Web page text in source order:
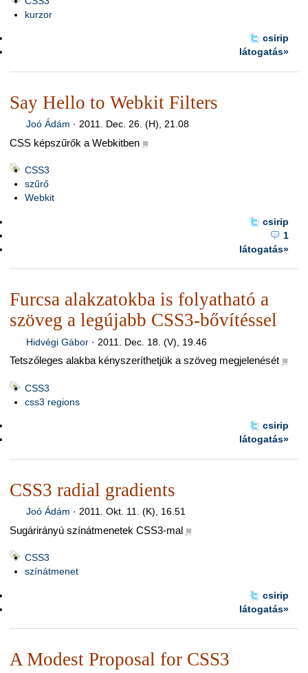
kurzor
csirip
látogatás»
Say Hello to Webkit Filters
Joó Ádám · 2011. Dec. 26. (H), 21.08
CSS képszűrők a Webkitben ■
CSS3
szűrő
Webkit
csirip
1
látogatás»
Furcsa alakzatokba is folyatható a
szöveg a legújabb CSS3-bővítéssel
Hidvégi Gábor· 2011. Dec. 18. (V), 19.46
Tetszőleges alakba kényszeríthetjük a szöveg megjelenését ■
CSS3
css3 regions
csirip
látogatás»
CSS3 radial gradients
Joó Ádám · 2011. Okt. 11. (K), 16.51
Sugárirányú színátmenetek CSS3-mal ■
CSS3
színátmenet
csirip
látogatás»
A Modest Proposal for CSS3